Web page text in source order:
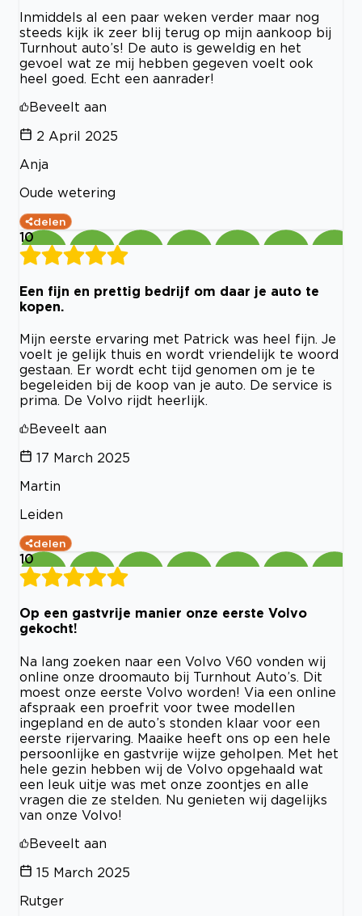
Inmiddels al een paar weken verder maar nog
steeds kijk ik zeer blij terug op mijn aankoop bij
Turnhout auto’s! De auto is geweldig en het
gevoel wat ze mij hebben gegeven voelt ook
heel goed. Echt een aanrader!
Beveelt aan
2 April 2025
Anja
Oude wetering
delen
10
Een fijn en prettig bedrijf om daar je auto te
kopen.
Mijn eerste ervaring met Patrick was heel fijn. Je
voelt je gelijk thuis en wordt vriendelijk te woord
gestaan. Er wordt echt tijd genomen om je te
begeleiden bij de koop van je auto. De service is
prima. De Volvo rijdt heerlijk.
Beveelt aan
17 March 2025
Martin
Leiden
delen
10
Op een gastvrije manier onze eerste Volvo
gekocht!
Na lang zoeken naar een Volvo V60 vonden wij
online onze droomauto bij Turnhout Auto’s. Dit
moest onze eerste Volvo worden! Via een online
afspraak een proefrit voor twee modellen
ingepland en de auto’s stonden klaar voor een
eerste rijervaring. Maaike heeft ons op een hele
persoonlijke en gastvrije wijze geholpen. Met het
hele gezin hebben wij de Volvo opgehaald wat
een leuk uitje was met onze zoontjes en alle
vragen die ze stelden. Nu genieten wij dagelijks
van onze Volvo!
Beveelt aan
15 March 2025
Rutger